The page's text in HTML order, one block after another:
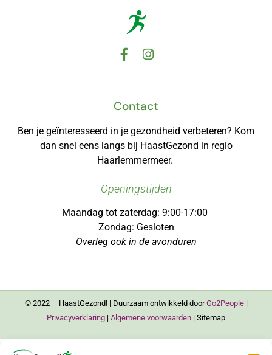
Contact
Ben je geïnteresseerd in je gezondheid verbeteren? Kom
dan snel eens langs bij HaastGezond in regio
Haarlemmermeer.
Openingstijden
Maandag tot zaterdag: 9:00-17:00
Zondag: Gesloten
Overleg ook in de avonduren
© 2022 – HaastGezond! | Duurzaam ontwikkeld doorGo2People|
Privacyverklaring | Algemene voorwaarden | Sitemap